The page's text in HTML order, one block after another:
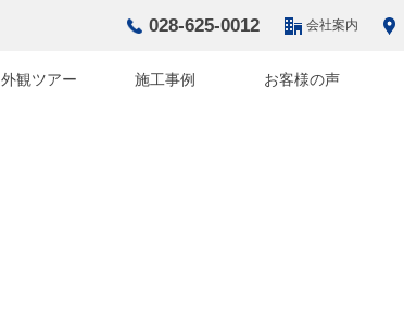
028-625-0012 会社案内
外観ツアー 施工事例 お客様の声